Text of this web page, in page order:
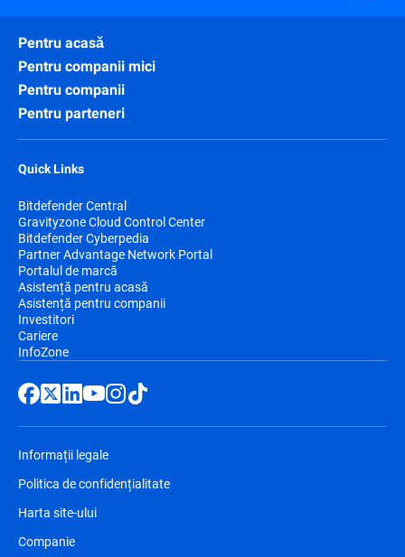
Pentru acasă
Pentru companii mici
Pentru companii
Pentru parteneri
Quick Links
Bitdefender Central
Gravityzone Cloud Control Center
Bitdefender Cyberpedia
Partner Advantage Network Portal
Portalul de marcă
Asistență pentru acasă
Asistență pentru companii
Investitori
Cariere
InfoZone
Informații legale
Politica de confidențialitate
Harta site-ului
Companie